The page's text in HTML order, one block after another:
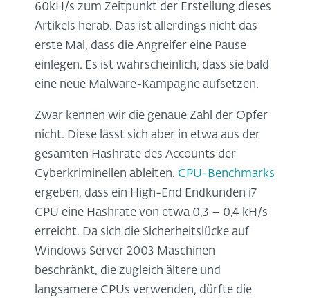
60kH/s zum Zeitpunkt der Erstellung dieses
Artikels herab. Das ist allerdings nicht das
erste Mal, dass die Angreifer eine Pause
einlegen. Es ist wahrscheinlich, dass sie bald
eine neue Malware-Kampagne aufsetzen.
Zwar kennen wir die genaue Zahl der Opfer
nicht. Diese lässt sich aber in etwa aus der
gesamten Hashrate des Accounts der
Cyberkriminellen ableiten. CPU-Benchmarks
ergeben, dass ein High-End Endkunden i7
CPU eine Hashrate von etwa 0,3 – 0,4 kH/s
erreicht. Da sich die Sicherheitslücke auf
Windows Server 2003 Maschinen
beschränkt, die zugleich ältere und
langsamere CPUs verwenden, dürfte die